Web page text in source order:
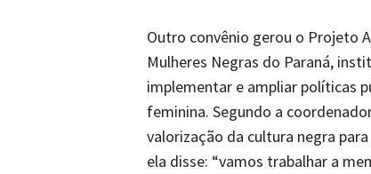
Outro convênio gerou o Projeto
Mulheres Negras do Paraná,
implementar e ampliar políticas
feminina. Segundo a
valorização da cultura negra
ela disse: “vamos trabalhar a